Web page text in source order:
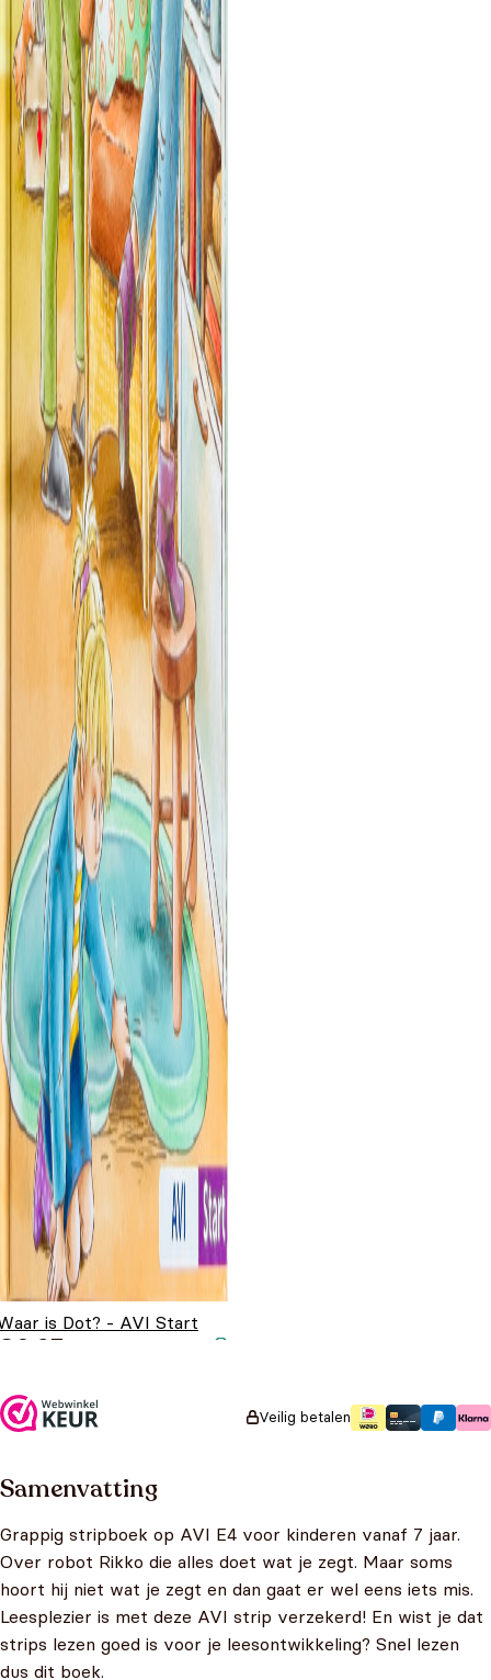
is Dot? - AVI Start
6,95
Veilig betalen
Samenvatting
Grappig stripboek op AVI E4 voor kinderen vanaf 7 jaar.
Over robot Rikko die alles doet wat je zegt. Maar soms
hoort hij niet wat je zegt en dan gaat er wel eens iets mis.
Leesplezier is met deze AVI strip verzekerd! En wist je dat
strips lezen goed is voor je leesontwikkeling? Snel lezen
dus dit boek.